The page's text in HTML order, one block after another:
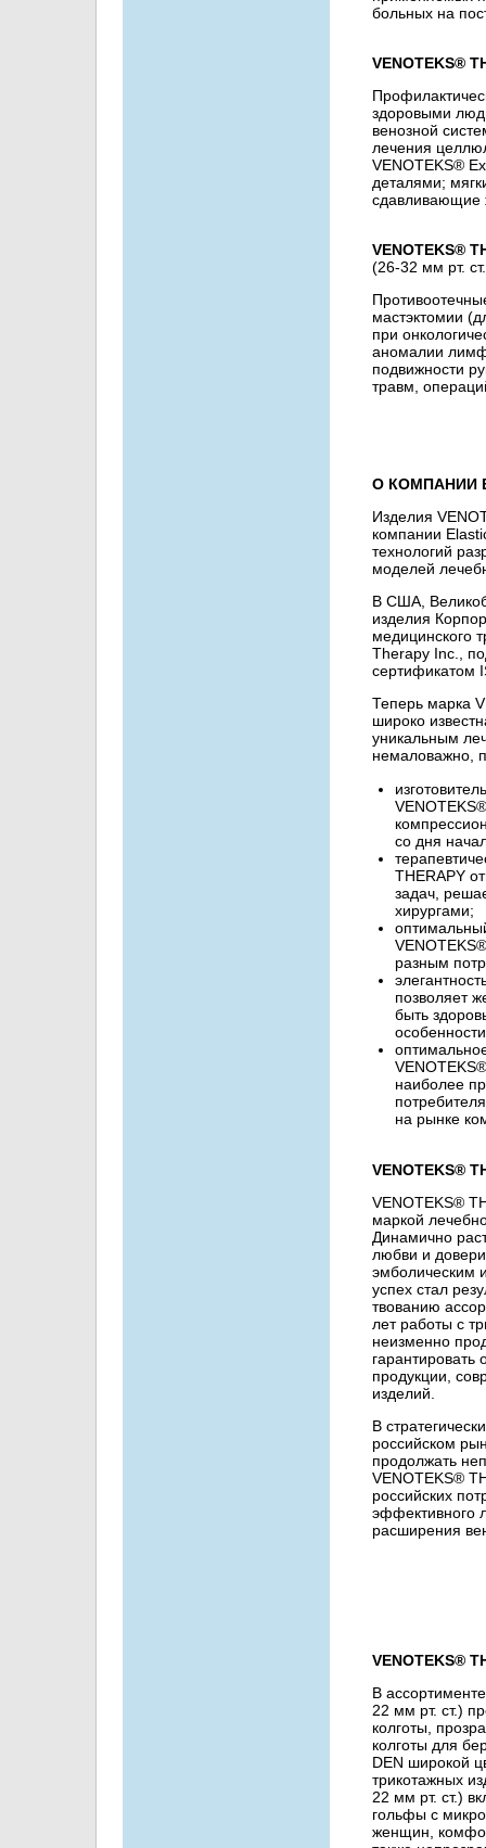
больных на
VENOTEKS®
здоровыми
венозной
лечения
VENOTEKS®
деталями;
сдавливающие
VENOTEKS®
(26-32 мм рт.
мастэктомии
при
аномалии
подвижности
травм,
О КОМПАНИИ
Изделия
компании
технологий
моделей
В США,
изделия
медицинского
Therapy Inc.,
сертификатом
Теперь марка
широко
уникальным
немаловажно,
со дня
THERAPY
задач,
хирургами;
разным
позволяет
быть
наиболее
на рынке
VENOTEKS®
VENOTEKS®
маркой
Динамично
любви и
эмболическим
успех стал
твованию
лет работы с
неизменно
продукции,
изделий.
В
российском
продолжать
VENOTEKS®
российских
эффективного
расширения
VENOTEKS®
В
22 мм рт. ст.)
колготы,
колготы для
DEN широкой
трикотажных
22 мм рт. ст.)
гольфы с
женщин,